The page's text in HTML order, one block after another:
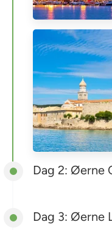
Dag 2: Øerne
Dag 3: Øerne